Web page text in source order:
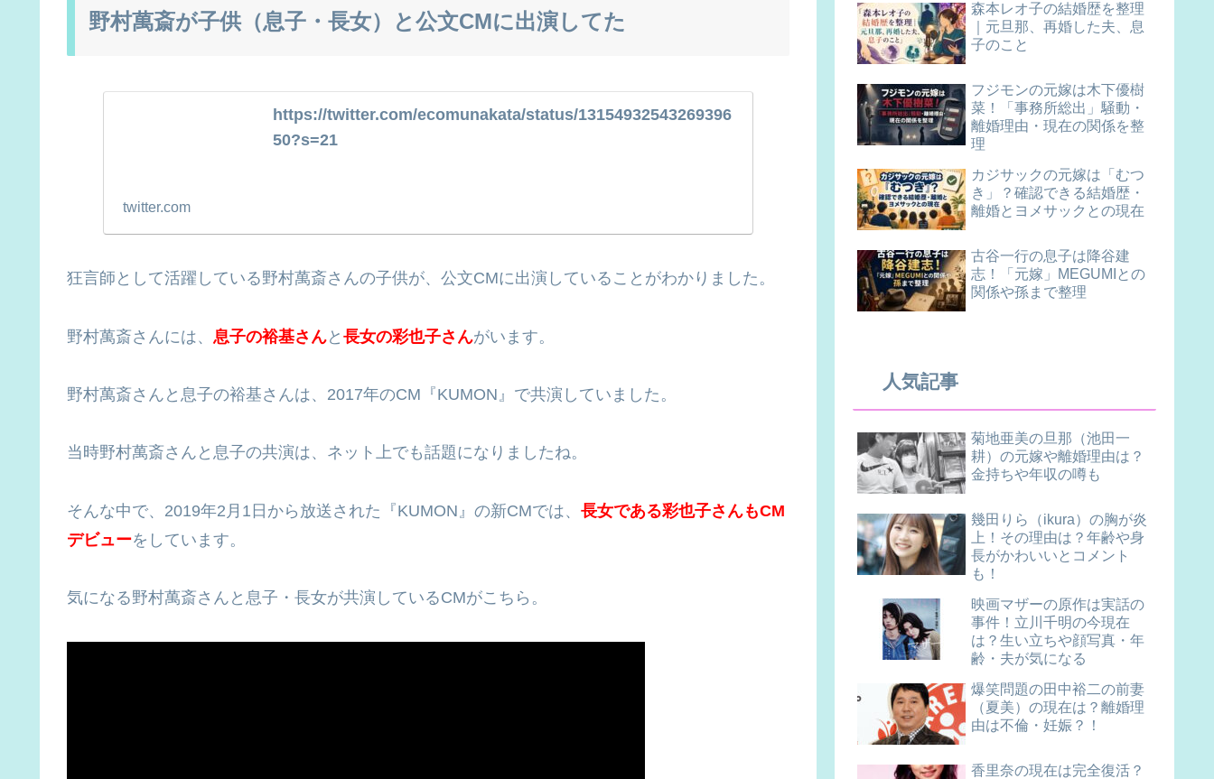
野村萬斎が子供（息子・長女）と公文CMに出演してた
https://twitter.com/ecomunakata/status/13154932543269396
50?s=21
twitter.com
狂言師として活躍している野村萬斎さんの子供が、公文CMに出演していることがわかりました。
野村萬斎さんには、 息子の裕基さんと 長女の彩也子さんがいます。
野村萬斎さんと息子の裕基さんは、2017年のCM『KUMON』で共演していました。
当時野村萬斎さんと息子の共演は、ネット上でも話題になりましたね。
そんな中で、2019年2月1日から放送された『KUMON』の新CMでは、 長女である彩也子さんもCM
デビューをしています。
気になる野村萬斎さんと息子・長女が共演しているCMがこちら。
森本レオ子の結婚歴を整理
｜元旦那、再婚した夫、息
子のこと
フジモンの元嫁は木下優樹
菜！「事務所総出」騒動・
離婚理由・現在の関係を整
理
カジサックの元嫁は「むつ
き」？確認できる結婚歴・
離婚とヨメサックとの現在
古谷一行の息子は降谷建
志！「元嫁」MEGUMIとの
関係や孫まで整理
人気記事
菊地亜美の旦那（池田一
耕）の元嫁や離婚理由は？
金持ちや年収の噂も
幾田りら（ikura）の胸が炎
上！その理由は？年齢や身
長がかわいいとコメント
も！
映画マザーの原作は実話の
事件！立川千明の今現在
は？生い立ちや顔写真・年
齢・夫が気になる
爆笑問題の田中裕二の前妻
（夏美）の現在は？離婚理
由は不倫・妊娠？！
香里奈の現在は完全復活？